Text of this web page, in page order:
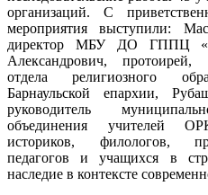
организаций. С
мероприятия выступили:
директор МБУ ДО ГППЦ
Александрович, протоирей,
отдела религиозного
Барнаульской епархии,
руководитель
объединения учителей
историков, филологов,
педагогов и учащихся в
наследие в контексте